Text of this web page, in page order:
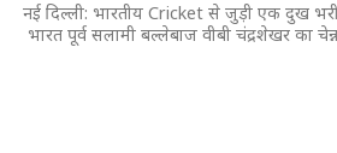
नई दिल्ली: भारतीय Cricket से जुड़ी एक दुख
भारत पूर्व सलामी बल्लेबाज वीबी चंद्रशेखर का